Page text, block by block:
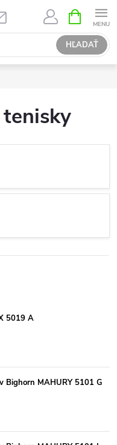
HĽADAŤ
KOŠÍK
5019 A
Bighorn MAHURY 5101 G